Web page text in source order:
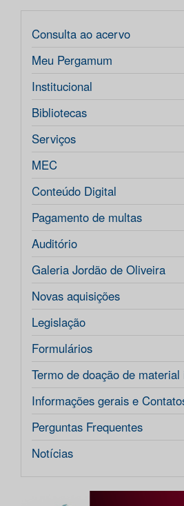
Consulta ao acervo
Meu Pergamum
Institucional
Bibliotecas
Serviços
MEC
Conteúdo Digital
Pagamento de multas
Auditório
Galeria Jordão de Oliveira
Novas aquisições
Legislação
Formulários
Termo de doação de
Informações gerais e
Perguntas Frequentes
Notícias